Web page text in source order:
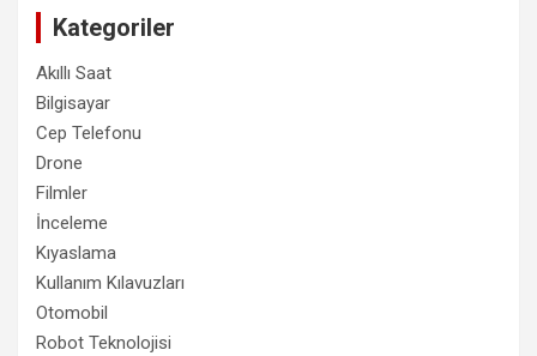
Kategoriler
Akıllı Saat
Bilgisayar
Cep Telefonu
Drone
Filmler
İnceleme
Kıyaslama
Kullanım Kılavuzları
Otomobil
Robot Teknolojisi